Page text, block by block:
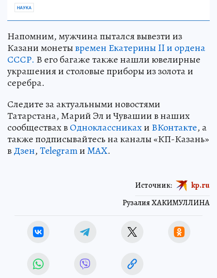
НАУКА
Напомним, мужчина пытался вывезти из
Казани монетывремен Екатерины II и ордена
СССР. В его багаже также нашли ювелирные
украшения и столовые приборы из золота и
серебра.
Следите за актуальными новостями
Татарстана, Марий Эл и Чувашии в наших
сообществах вОдноклассникахи ВКонтакте, а
также подписывайтесь на каналы «КП-Казань»
вДзен,TelegramиMAX.
Рузалия ХАКИМУЛЛИНА
Источник: kp.ru